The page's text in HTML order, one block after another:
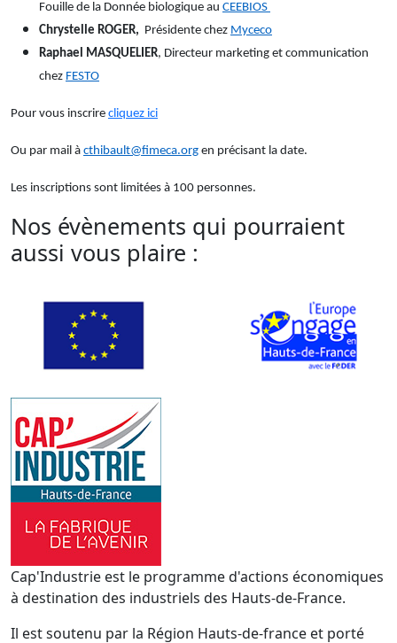
Fouille de la Donnée biologique au CEEBIOS
Chrystelle ROGER, Présidente chez Myceco
Raphael MASQUELIER, Directeur marketing et communication
chez FESTO
Pour vous inscrire cliquez ici
Ou par mail à cthibault@fimeca.org en précisant la date.
Les inscriptions sont limitées à 100 personnes.
Nos évènements qui pourraient
aussi vous plaire :
Cap'Industrie est le programme d'actions économiques
à destination des industriels des Hauts-de-France.
Il est soutenu par la Région Hauts-de-france et porté